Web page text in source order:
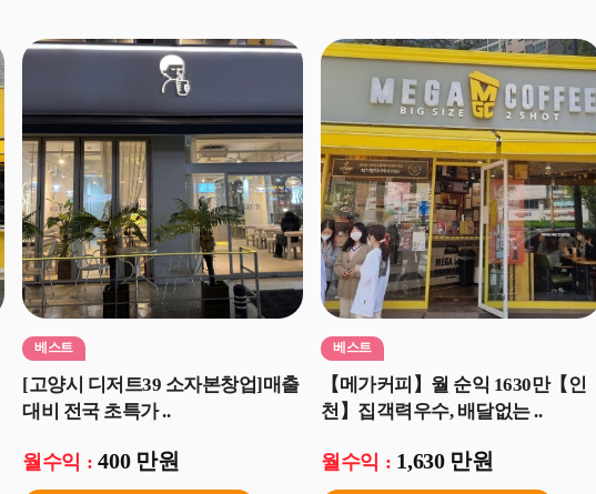
베스트
[고양시 디저트39 소자본창업]매출
대비 전국 초특가 ..
월수익 :400 만원
베스트
【메가커피】월 순익 1630만【인
천】집객력우수, 배달없는 ..
월수익 : 1,630 만원